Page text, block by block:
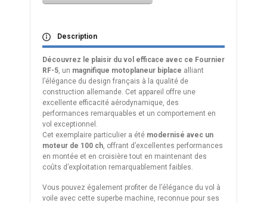
Description
Découvrez le plaisir du vol efficace avec ce Fournier
RF-5, un magnifique motoplaneur biplace alliant
l’élégance du design français à la qualité de
construction allemande. Cet appareil offre une
excellente efficacité aérodynamique, des
performances remarquables et un comportement en
vol exceptionnel.
Cet exemplaire particulier a été modernisé avec un
moteur de 100 ch, offrant d’excellentes performances
en montée et en croisière tout en maintenant des
coûts d’exploitation remarquablement faibles.
Vous pouvez également profiter de l’élégance du vol à
voile avec cette superbe machine, reconnue pour ses